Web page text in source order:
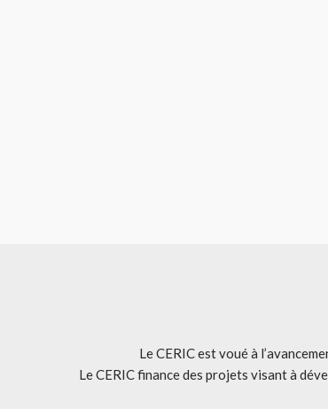
Le CERIC est voué à
Le CERIC finance des projets visant à